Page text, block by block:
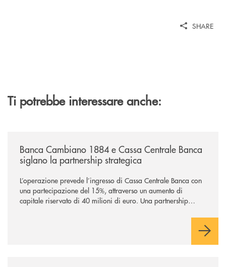
SHARE
Ti potrebbe interessare anche:
Banca Cambiano 1884 e Cassa Centrale Banca
siglano la partnership strategica
L’operazione prevede l’ingresso di Cassa Centrale Banca con
una partecipazione del 15%, attraverso un aumento di
capitale riservato di 40 milioni di euro. Una partnership
comuni e sulla prossimità ai territori, per ampliare l’offerta e